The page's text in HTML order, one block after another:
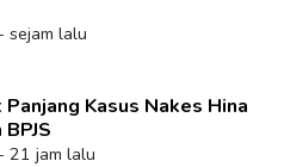
sejam lalu
Kasus Nakes Hina
21 jam lalu